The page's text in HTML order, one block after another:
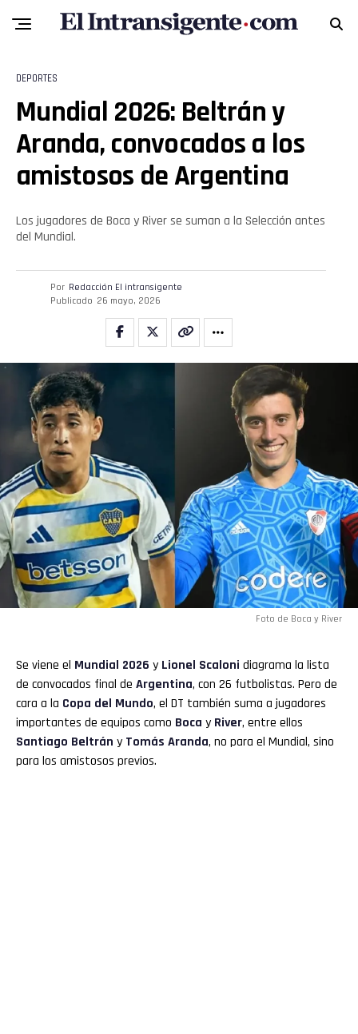
DEPORTES
Mundial 2026: Beltrán y
Aranda, convocados a los
amistosos de Argentina
Los jugadores de Boca y River se suman a la Selección antes
del Mundial.
Por Redacción El intransigente
Publicado 26 mayo, 2026
Foto de Boca y River
Se viene el Mundial 2026 y Lionel Scaloni diagrama la lista
de convocados final de Argentina, con 26 futbolistas. Pero de
cara a la Copa del Mundo, el DT también suma a jugadores
importantes de equipos como Boca y River, entre ellos
Santiago Beltrán y Tomás Aranda, no para el Mundial, sino
para los amistosos previos.
Flipboard
Whatsapp
Email